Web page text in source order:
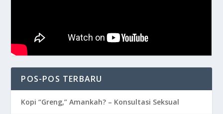
POS-POS TERBARU
Kopi “Greng,” Amankah? – Konsultasi Seksual